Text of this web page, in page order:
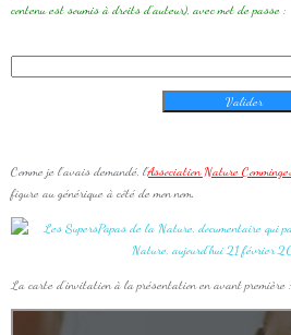
contenu est soumis à droits d'auteur), avec mot de passe :
Mot de
Comme je l'avais demandé, l'Association Nature
figure au générique à côté de mon nom.
La carte d'invitation à la présentation en avant première :